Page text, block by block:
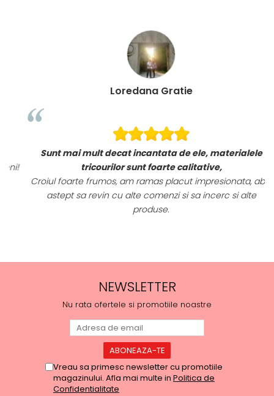
Loredana Gratie
Sunt mai mult decat incantata de ele, materialele
tricourilor sunt foarte calitative,
Croiul foarte frumos, am ramas placut impresionata, abia
astept sa revin cu alte comenzi si sa incerc si alte
produse.
NEWSLETTER
Nu rata ofertele si promotiile noastre
Vreau sa primesc newsletter cu promotiile
magazinului. Afla mai multe in Politica de
Confidentialitate